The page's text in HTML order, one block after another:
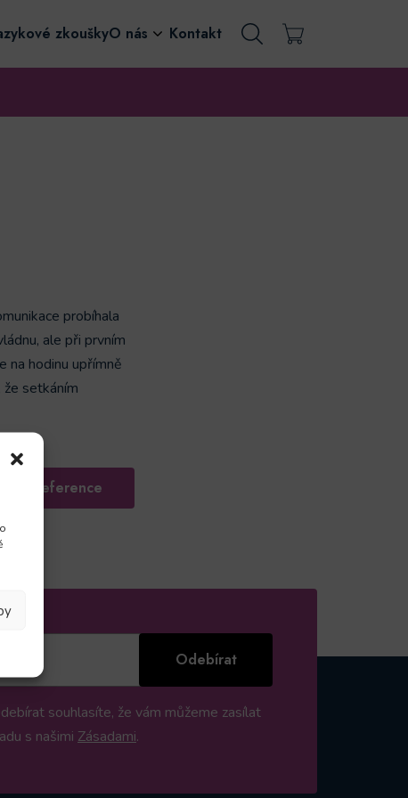
zkouškyO nás Kontakt
probíhala
ale při prvním
na hodinu upřímně
setkáním
na reference
Odebírat
souhlasíte, že vám můžeme zasílat
s našimi Zásadami.